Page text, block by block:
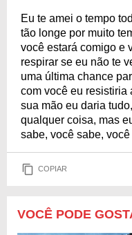
Eu te amei o tempo
tão longe por muito
você estará comigo e
respirar se eu não te
uma última chance
com você eu resistiria
sua mão eu daria
qualquer coisa, mas
sabe, você sabe,
COPIAR
VOCÊ PODE